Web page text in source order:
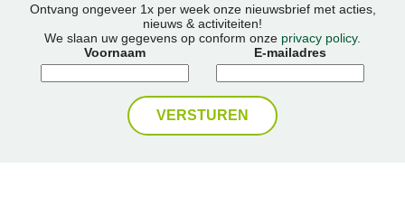
Ontvang ongeveer 1x per week onze nieuwsbrief met acties,
nieuws & activiteiten!
We slaan uw gegevens op conform onze privacy policy.
Voornaam
E-mailadres